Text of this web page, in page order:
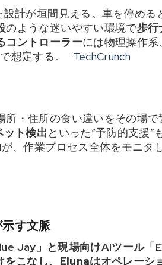
計が垣間見える。車を停める
のような迷いやすい環境で歩行
コントローラーには物理操作系
想定する。 TechCrunch
所・住所の食い違いをその場で
ット検出 といった“予防的支援”
が、作業プロセス全体をモニタ
す文脈
Jay」 と現場向けAIツール「
こなし、Elunaはオペレーシ